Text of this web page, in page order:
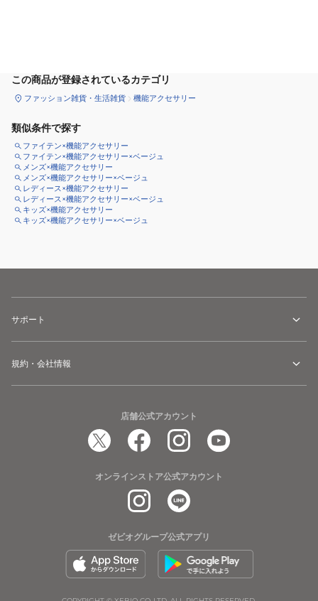
この商品が登録されているカテゴリ
ファッション雑貨・生活雑貨 機能アクセサリー
類似条件で探す
ファイテン×機能アクセサリー
ファイテン×機能アクセサリー×ベージュ
メンズ×機能アクセサリー
メンズ×機能アクセサリー×ベージュ
レディース×機能アクセサリー
レディース×機能アクセサリー×ベージュ
キッズ×機能アクセサリー
キッズ×機能アクセサリー×ベージュ
サポート
規約・会社情報
店舗公式アカウント
オンラインストア公式アカウント
ゼビオグループ公式アプリ